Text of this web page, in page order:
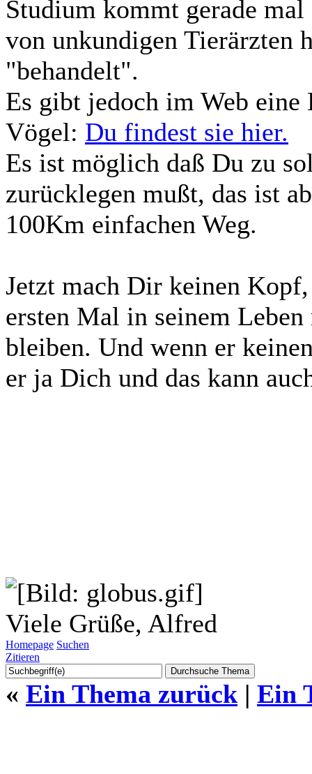
Studium kommt gerade
von unkundigen Tierärzten
"behandelt".
Es gibt jedoch im Web
Vögel: Du findest sie hier.
Es ist möglich daß Du zu
zurücklegen mußt, das ist
100Km einfachen Weg.
Jetzt mach Dir keinen
ersten Mal in seinem
bleiben. Und wenn er
er ja Dich und das kann
Viele Grüße, Alfred
Homepage Suchen
Zitieren
« Ein Thema zurück | Ein